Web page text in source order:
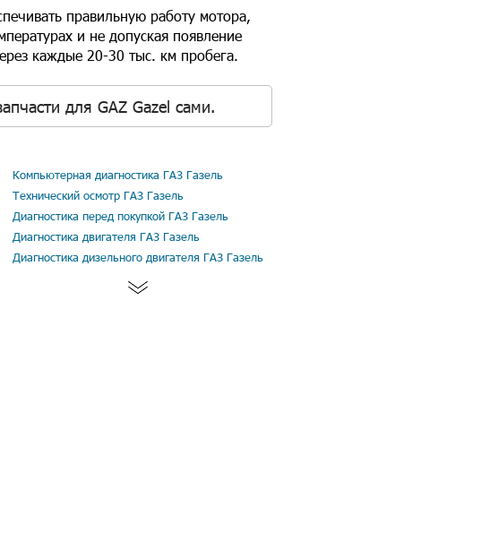
правильную работу мотора,
и не допуская появление
каждые 20-30 тыс. км пробега.
для GAZ Gazel сами.
Компьютерная диагностика ГАЗ Газель
Технический осмотр ГАЗ Газель
Диагностика перед покупкой ГАЗ Газель
Диагностика двигателя ГАЗ Газель
Диагностика дизельного двигателя ГАЗ Газель